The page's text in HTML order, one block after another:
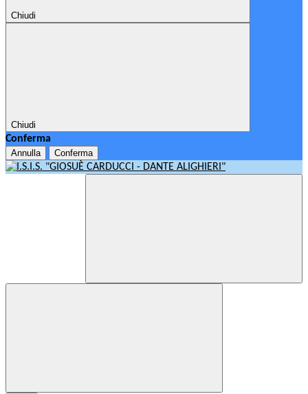
Chiudi
Chiudi
Conferma
Annulla Conferma